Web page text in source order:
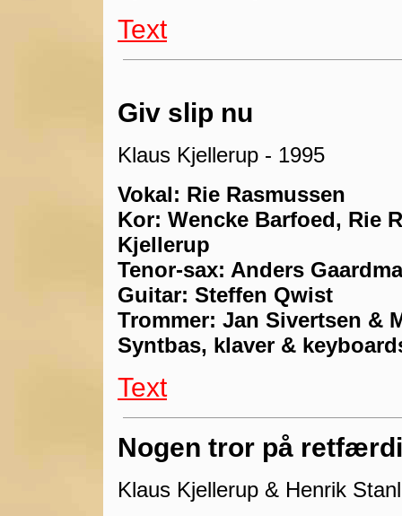
Text
Giv slip nu
Klaus Kjellerup - 1995
Vokal: Rie Rasmussen
Kor: Wencke Barfoed, Rie
Kjellerup
Tenor-sax: Anders
Guitar: Steffen Qwist
Trommer: Jan Sivertsen &
Syntbas, klaver &
Text
Nogen tror på
Klaus Kjellerup & Henrik